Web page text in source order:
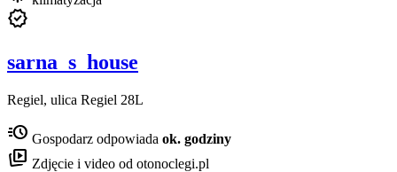
verified
sarna_s_house
Regiel, ulica Regiel 28L
acute Gospodarz odpowiada ok. godziny
animated_images Zdjęcie i video od otonoclegi.pl